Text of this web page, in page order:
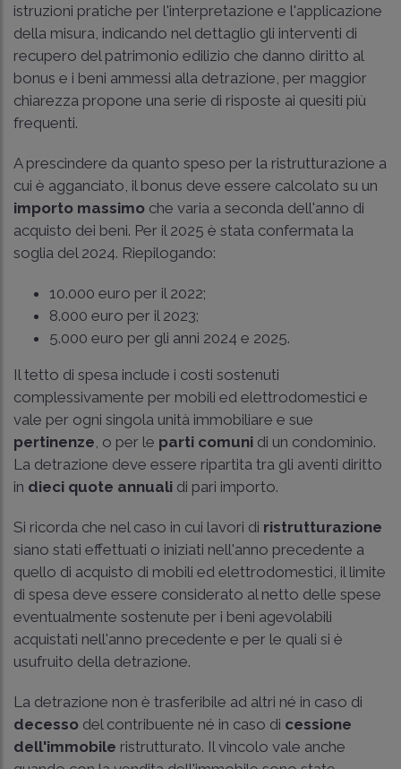
istruzioni pratiche per l'interpretazione e l'applicazione
della misura, indicando nel dettaglio gli interventi di
recupero del patrimonio edilizio che danno diritto al
bonus e i beni ammessi alla detrazione, per maggior
chiarezza propone una serie di risposte ai quesiti più
frequenti.
A prescindere da quanto speso per la ristrutturazione a
cui è agganciato, il bonus deve essere calcolato su un
importo massimo che varia a seconda dell'anno di
acquisto dei beni. Per il 2025 è stata confermata la
soglia del 2024. Riepilogando:
10.000 euro per il 2022;
8.000 euro per il 2023;
5.000 euro per gli anni 2024 e 2025.
Il tetto di spesa include i costi sostenuti
complessivamente per mobili ed elettrodomestici e
vale per ogni singola unità immobiliare e sue
pertinenze , o per le parti comuni di un condominio.
La detrazione deve essere ripartita tra gli aventi diritto
in dieci quote annuali di pari importo.
Si ricorda che nel caso in cui lavori di ristrutturazione
siano stati effettuati o iniziati nell'anno precedente a
quello di acquisto di mobili ed elettrodomestici, il limite
di spesa deve essere considerato al netto delle spese
eventualmente sostenute per i beni agevolabili
acquistati nell'anno precedente e per le quali si è
usufruito della detrazione.
La detrazione non è trasferibile ad altri né in caso di
decesso del contribuente né in caso di cessione
dell'immobile ristrutturato. Il vincolo vale anche